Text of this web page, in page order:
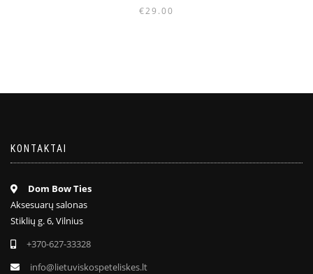
€29.00
KONTAKTAI
Dom Bow Ties
Aksesuarų salonas
Stiklių g. 6, Vilnius
+370-627-33328
info@lietuviskospeteliskes.lt